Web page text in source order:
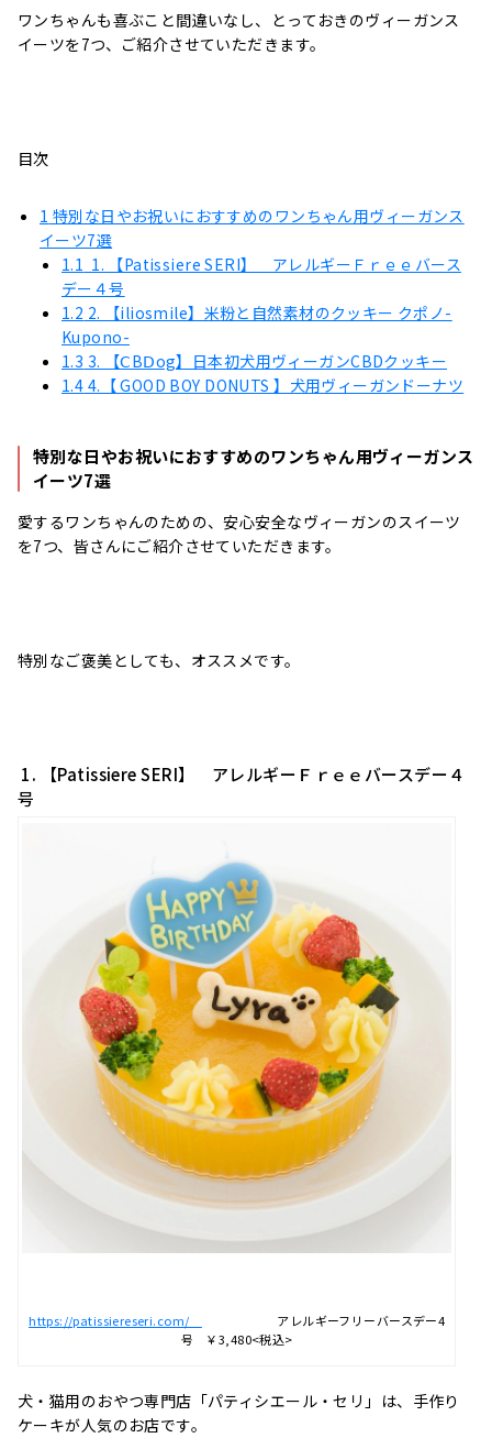
ワンちゃんも喜ぶこと間違いなし、とっておきのヴィーガンス
イーツを7つ、ご紹介させていただきます。
目次
1 特別な日やお祝いにおすすめのワンちゃん用ヴィーガンス
イーツ7選
1.1 1. 【Patissiere SERI】 アレルギーＦｒｅｅバース
デー４号
1.2 2. 【iliosmile】米粉と自然素材のクッキー クポノ-
Kupono-
1.3 3. 【ⅭBⅮog】日本初犬用ヴィーガンCBDクッキー
1.4 4.【 GOOD BOY DONUTS 】犬用ヴィーガンドーナツ
特別な日やお祝いにおすすめのワンちゃん用ヴィーガンス
イーツ7選
愛するワンちゃんのための、安心安全なヴィーガンのスイーツ
を7つ、皆さんにご紹介させていただきます。
特別なご褒美としても、オススメです。
1. 【Patissiere SERI】 アレルギーＦｒｅｅバースデー４
号
https://patissiereseri.com/
アレルギーフリーバースデー4
号 ￥3,480<税込>
犬・猫用のおやつ専門店「パティシエール・セリ」は、手作り
ケーキが人気のお店です。